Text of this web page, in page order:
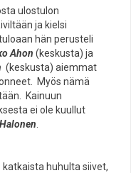
ulostulon
ja kielsi
hän perusteli
Ahon (keskusta) ja
(keskusta) aiemmat
Myös nämä
Kainuun
ei ole kuullut
huhulta siivet,